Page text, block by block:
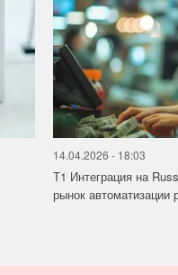
14.04.2026 - 18:03
Т1 Интеграция на
рынок автоматизации